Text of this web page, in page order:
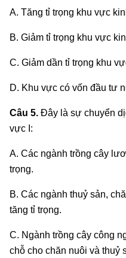
A. Tăng tỉ trọng khu vực
B. Giảm tỉ trọng khu vực
C. Giảm dần tỉ trọng khu
D. Khu vực có vốn đầu tư
Câu 5. Đây là sự chuyển
vực I:
A. Các ngành trồng cây
trọng.
B. Các ngành thuỷ sản,
tăng tỉ trọng.
C. Ngành trồng cây công
chỗ cho chăn nuôi và thuỷ